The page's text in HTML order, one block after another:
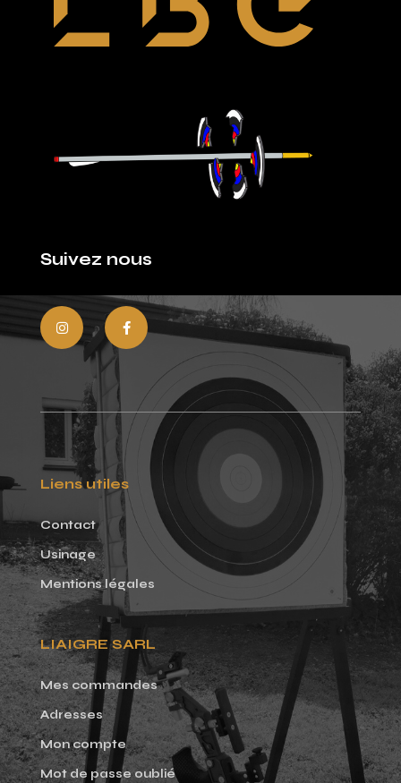
Suivez nous
Liens utiles
Contact
Usinage
Mentions légales
LIAIGRE SARL
Mes commandes
Adresses
Mon compte
Mot de passe oublié